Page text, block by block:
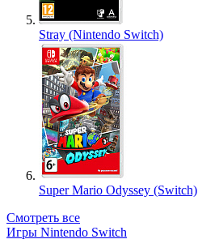
Stray (Nintendo Switch)
Super Mario Odyssey (Switch)
Смотреть все
Игры Nintendo Switch